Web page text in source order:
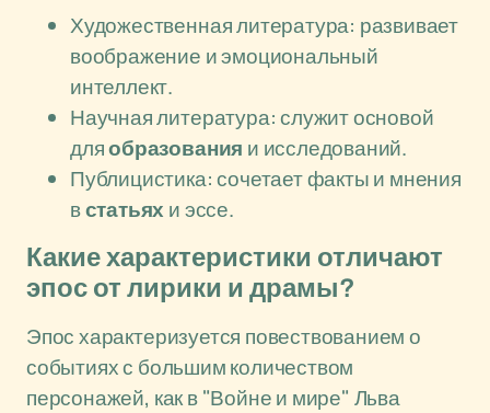
Художественная литература: развивает
воображение и эмоциональный
интеллект.
Научная литература: служит основой
дляобразования и исследований.
Публицистика: сочетает факты и мнения
встатьях и эссе.
Какие характеристики отличают
эпос от лирики и драмы?
Эпос характеризуется повествованием о
событиях с большим количеством
персонажей, как в "Войне и мире" Льва